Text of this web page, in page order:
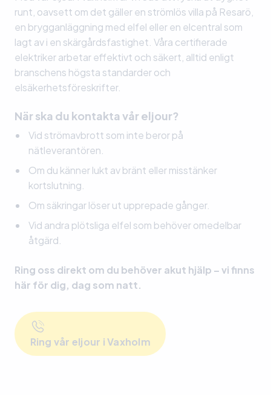
runt, oavsett om det gäller en strömlös villa på Resarö,
en brygganläggning med elfel eller en elcentral som
lagt av i en skärgårdsfastighet. Våra certifierade
elektriker arbetar effektivt och säkert, alltid enligt
branschens högsta standarder och
elsäkerhetsföreskrifter.
När ska du kontakta vår eljour?
Vid strömavbrott som inte beror på
nätleverantören.
Om du känner lukt av bränt eller misstänker
kortslutning.
Om säkringar löser ut upprepade gånger.
Vid andra plötsliga elfel som behöver omedelbar
åtgärd.
Ring oss direkt om du behöver akut hjälp – vi finns
här för dig, dag som natt.
Ring vår eljour i Vaxholm